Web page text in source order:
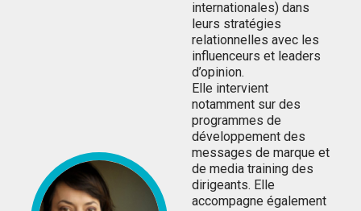
internationales) dans
leurs stratégies
relationnelles avec les
influenceurs et leaders
d’opinion.
Elle intervient
notamment sur des
programmes de
développement des
messages de marque et
de media training des
dirigeants. Elle
accompagne également